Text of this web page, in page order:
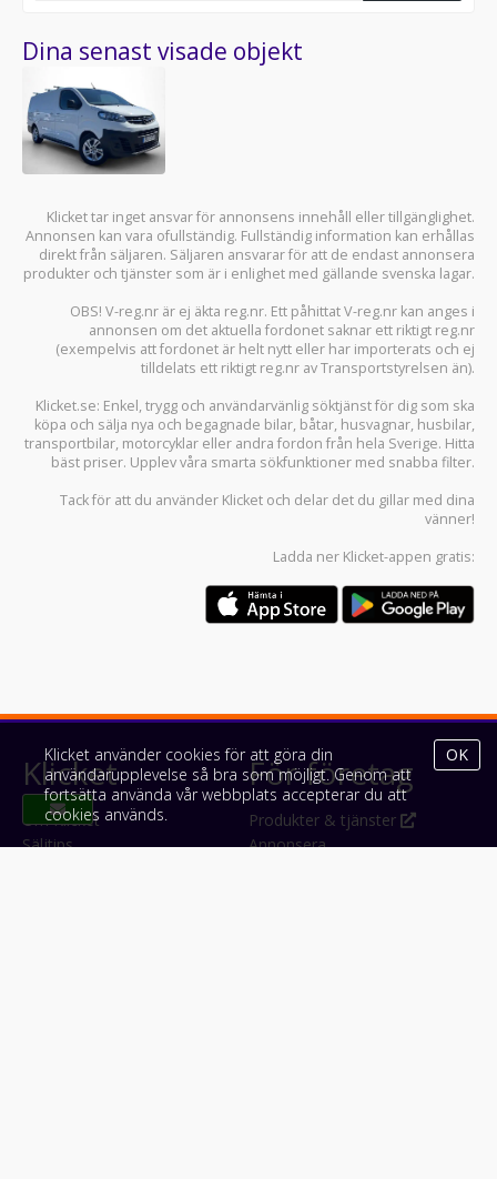
Dina senast visade objekt
Klicket tar inget ansvar för annonsens innehåll eller tillgänglighet.
Annonsen kan vara ofullständig. Fullständig information kan erhållas
direkt från säljaren. Säljaren ansvarar för att de endast annonsera
produkter och tjänster som är i enlighet med gällande svenska lagar.
OBS! V-reg.nr är ej äkta reg.nr. Ett påhittat V-reg.nr kan anges i
annonsen om det aktuella fordonet saknar ett riktigt reg.nr
(exempelvis att fordonet är helt nytt eller har importerats och ej
tilldelats ett riktigt reg.nr av Transportstyrelsen än).
Klicket.se: Enkel, trygg och användarvänlig söktjänst för dig som ska
köpa och sälja nya och begagnade bilar, båtar, husvagnar, husbilar,
transportbilar, motorcyklar eller andra fordon från hela Sverige. Hitta
bäst priser. Upplev våra smarta sökfunktioner med snabba filter.
Tack för att du använder Klicket och delar det du gillar med dina
vänner!
Ladda ner Klicket-appen gratis:
Klicket
Om Klicket
Säljtips
För företag
Produkter & tjänster
Annonsera
Klicket använder cookies för att göra din
användarupplevelse så bra som möjligt. Genom att
fortsätta använda vår webbplats accepterar du att
cookies används.
OK